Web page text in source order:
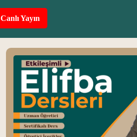
Canlı Yayın